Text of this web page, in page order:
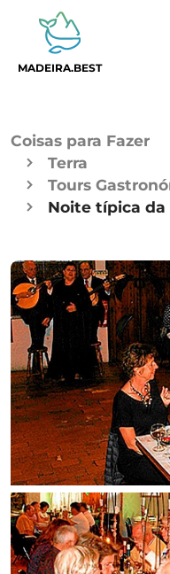
MADEIRA.BEST
Coisas para Fazer
Terra
Tours
Noite típica da